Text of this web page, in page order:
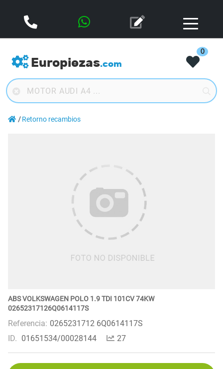
Europiezas.com
0
Retorno recambios
ABS VOLKSWAGEN POLO 1.9 TDI 101CV 74KW
02652317126Q0614117S
Referencia: 0265231712 6Q0614117S
ID. 01651534/00028144 27